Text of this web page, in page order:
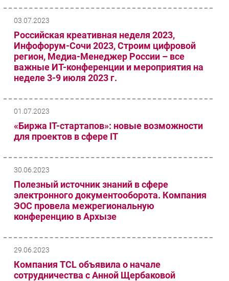
Тестовый стенд
Каталог компаний
03.07.2023
Российская креативная неделя 2023,
Инфофорум-Сочи 2023, Строим цифровой
регион, Медиа-Менеджер России – все
важные ИТ-конференции и мероприятия на
неделе 3-9 июля 2023 г.
01.07.2023
«Биржа IT-стартапов»: новые возможности
для проектов в сфере IT
30.06.2023
Полезный источник знаний в сфере
электронного документооборота. Компания
ЭОС провела межрегиональную
конференцию в Архызе
29.06.2023
Компания TCL объявила о начале
сотрудничества с Анной Щербаковой